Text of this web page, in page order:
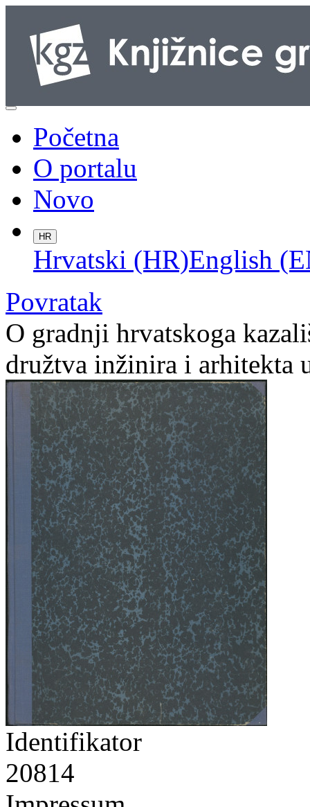
Početna
O portalu
Novo
HR
Hrvatski (HR)English
Povratak
O gradnji hrvatskoga
družtva inžinira i arhitekta
Identifikator
20814